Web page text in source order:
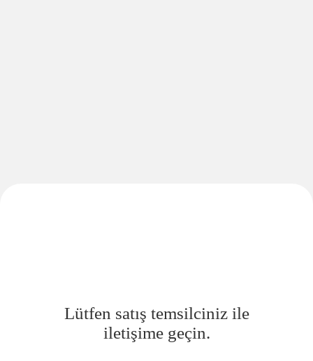
Lütfen satış temsilciniz ile
iletişime geçin.